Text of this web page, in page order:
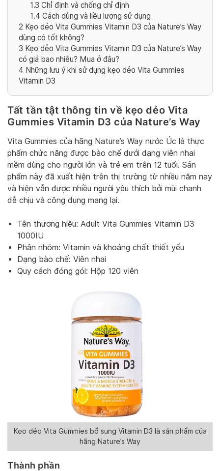
1.3 Chỉ định và chống chỉ định
1.4 Cách dùng và liều lượng sử dụng
2 Kẹo dẻo Vita Gummies Vitamin D3 của Nature’s Way
dùng có tốt không?
3 Kẹo dẻo Vita Gummies Vitamin D3 của Nature’s Way
có giá bao nhiêu? Mua ở đâu?
4 Những lưu ý khi sử dụng kẹo dẻo Vita Gummies
Vitamin D3
Tất tần tật thông tin về kẹo dẻo Vita
Gummies Vitamin D3 của Nature’s Way
Vita Gummies của hãng Nature’s Way nước Úc là thực
phẩm chức năng được bào chế dưới dạng viên nhai
mềm dùng cho người lớn và trẻ em trên 12 tuổi. Sản
phẩm này đã xuất hiện trên thị trường từ nhiều năm nay
và hiện vẫn được nhiều người yêu thích bởi mùi chanh
dễ chịu và công dụng mang lại.
Tên thương hiệu: Adult Vita Gummies Vitamin D3
1000IU
Phân nhóm: Vitamin và khoáng chất thiết yếu
Dạng bào chế: Viên nhai
Quy cách đóng gói: Hộp 120 viên
Kẹo dẻo Vita Gummies bổ sung Vitamin D3 là sản phẩm của
hãng Nature’s Way
Thành phần